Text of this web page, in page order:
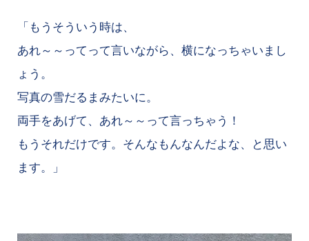
「もうそういう時は、
あれ～～ってって言いながら、横になっちゃいまし
ょう。
写真の雪だるまみたいに。
両手をあげて、あれ～～って言っちゃう！
もうそれだけです。そんなもんなんだよな、と思い
ます。」